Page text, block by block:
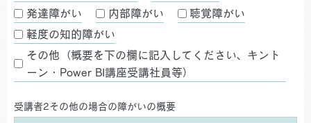
発達障がい 内部障がい
聴覚障がい
軽度の知的障がい
その他（概要を下の欄に記入してください、キント
ーン・Power BI講座受講社員等）
受講者2その他の場合の障がいの概要